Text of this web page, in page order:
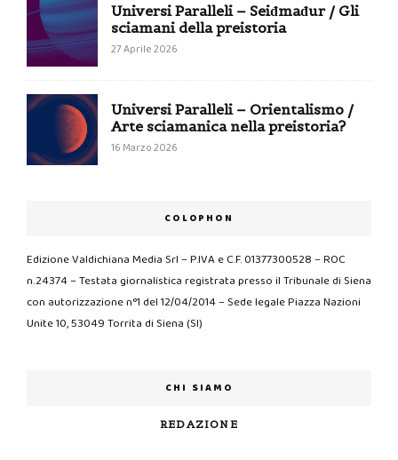
Universi Paralleli – Seiđmađur / Gli
sciamani della preistoria
27 Aprile 2026
Universi Paralleli – Orientalismo /
Arte sciamanica nella preistoria?
16 Marzo 2026
COLOPHON
Edizione Valdichiana Media Srl – P.IVA e C.F. 01377300528 – ROC
n.24374 – Testata giornalistica registrata presso il Tribunale di Siena
con autorizzazione n°1 del 12/04/2014 – Sede legale Piazza Nazioni
Unite 10, 53049 Torrita di Siena (SI)
CHI SIAMO
REDAZIONE